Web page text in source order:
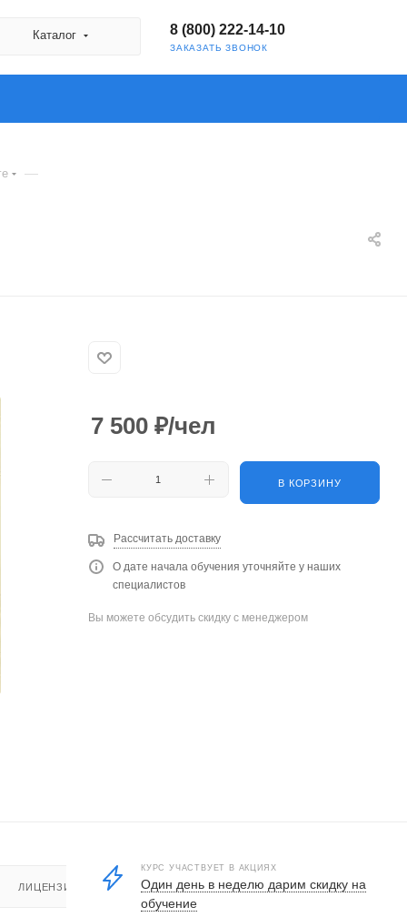
Каталог 8 (800) 222-14-10
ЗАКАЗАТЬ ЗВОНОК
—
7 500 ₽/чел
В КОРЗИНУ
Рассчитать доставку
О дате начала обучения уточняйте у наших
специалистов
Вы можете обсудить скидку с менеджером
ЛИЦЕНЗИЯ
КУРС УЧАСТВУЕТ В АКЦИЯХ
Один день в неделю дарим скидку на
обучение